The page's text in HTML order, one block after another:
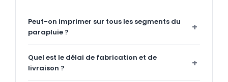
Peut-on imprimer sur tous les segments du
parapluie ?
Quel est le délai de fabrication et de
livraison ?